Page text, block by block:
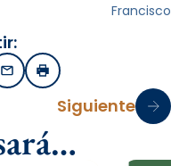
Francisco
EmailImprimir
Siguiente